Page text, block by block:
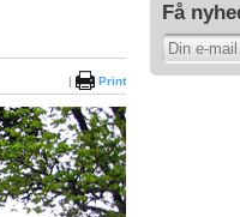
Få
| Print